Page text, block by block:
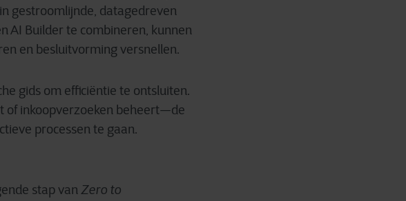
gestroomlijnde, datagedreven
AI Builder te combineren, kunnen
en besluitvorming versnellen.
gids om efficiëntie te ontsluiten.
of inkoopverzoeken beheert—de
processen te gaan.
stap vanZero to